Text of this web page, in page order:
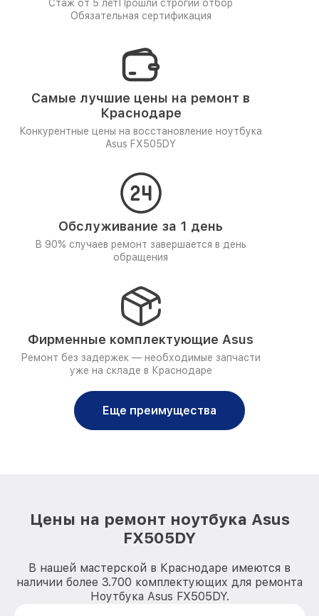
Стаж от 5 лет Прошли строгий отбор
Обязательная сертификация
Самые лучшие цены на ремонт в
Краснодаре
Конкурентные цены на восстановление ноутбука
Asus FX505DY
Обслуживание за 1 день
В 90% случаев ремонт завершается в день
обращения
Фирменные комплектующие Asus
Ремонт без задержек — необходимые запчасти
уже на складе в Краснодаре
Еще преимущества
Цены на ремонт ноутбука Asus
FX505DY
В нашей мастерской в Краснодаре имеются в
наличии более 3.700 комплектующих для ремонта
Ноутбука Asus FX505DY.